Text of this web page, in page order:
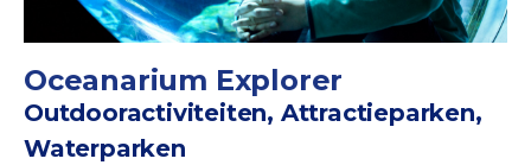
Oceanarium Explorer
Outdooractiviteiten, Attractieparken,
Waterparken